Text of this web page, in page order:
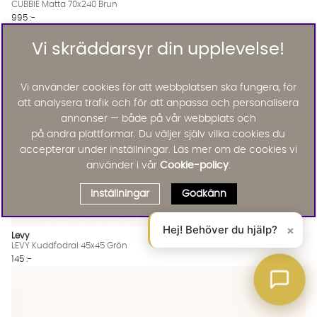
CUBBIE Matta 70x240 Brun
995 :-
Levy
LEVY Kuddfodral 45x45 Grön
145 :-
Lägg till
Vi skräddarsyr din upplevelse!
Vi använder cookies för att webbplatsen ska fungera, för
att analysera trafik och för att anpassa och personalisera
annonser — både på vår webbplats och
på andra plattformar. Du väljer själv vilka cookies du
accepterar under inställningar. Läs mer om de cookies vi
använder i vår Cookie-policy.
Inställningar Godkänn
Hej! Behöver du hjälp? ×